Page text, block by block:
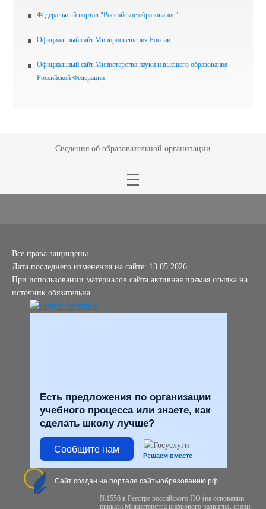
Федеральный портал "Российское образование"
Официальный сайт Минпросвещения России
Официальный сайт Министерства науки и высшего образования
Российской Федерации
Сведения об образовательной организации
Все права защищены.
Дата последнего изменения на сайте: 13.05.2026
При использовании материалов сайта активная прямая ссылка на
источник обязательна
Есть предложения по организации
учебного процесса или знаете, как
сделать школу лучше?
Сообщите нам
Решаем вместе
Сайт создан на портале сайтыобразованию.рф
№1556 в Реестре российского ПО (на основании
приказа Министерства цифрового развития, связи